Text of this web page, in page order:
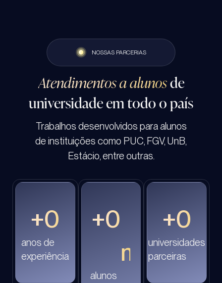
NOSSAS PARCERIAS
Atendimentos a alunosde
universidade em todo o país
Trabalhos desenvolvidos para alunos
de instituições como PUC, FGV, UnB,
Estácio, entre outras.
anos de
experiência
+0
alunos
+0
miluniversidades
parceiras
+0